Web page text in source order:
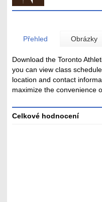
Přehled Obrázky
Download the Toronto
you can view class
location and contact
maximize the convenience
Celkové hodnocení